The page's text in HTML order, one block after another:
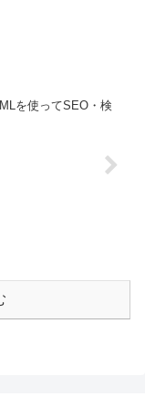
を使ってSEO・検